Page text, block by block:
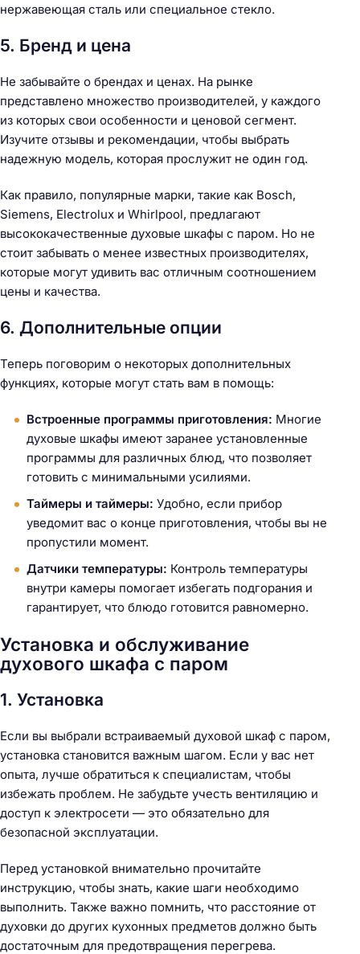
нержавеющая сталь или специальное стекло.
5. Бренд и цена
Не забывайте о брендах и ценах. На рынке
представлено множество производителей, у каждого
из которых свои особенности и ценовой сегмент.
Изучите отзывы и рекомендации, чтобы выбрать
надежную модель, которая прослужит не один год.
Как правило, популярные марки, такие как Bosch,
Siemens, Electrolux и Whirlpool, предлагают
высококачественные духовые шкафы с паром. Но не
стоит забывать о менее известных производителях,
которые могут удивить вас отличным соотношением
цены и качества.
6. Дополнительные опции
Теперь поговорим о некоторых дополнительных
функциях, которые могут стать вам в помощь:
Встроенные программы приготовления: Многие
духовые шкафы имеют заранее установленные
программы для различных блюд, что позволяет
готовить с минимальными усилиями.
Таймеры и таймеры: Удобно, если прибор
уведомит вас о конце приготовления, чтобы вы не
пропустили момент.
Датчики температуры: Контроль температуры
внутри камеры помогает избегать подгорания и
гарантирует, что блюдо готовится равномерно.
Установка и обслуживание
духового шкафа с паром
1. Установка
Если вы выбрали встраиваемый духовой шкаф с паром,
установка становится важным шагом. Если у вас нет
опыта, лучше обратиться к специалистам, чтобы
избежать проблем. Не забудьте учесть вентиляцию и
доступ к электросети — это обязательно для
безопасной эксплуатации.
Перед установкой внимательно прочитайте
инструкцию, чтобы знать, какие шаги необходимо
выполнить. Также важно помнить, что расстояние от
духовки до других кухонных предметов должно быть
достаточным для предотвращения перегрева.